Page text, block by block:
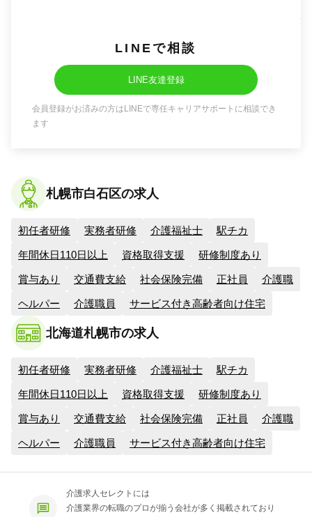
LINEで相談
LINE友達登録
会員登録がお済みの方はLINEで専任キャリアサポートに相談でき
ます
札幌市白石区の求人
初任者研修 実務者研修 介護福祉士 駅チカ
年間休日110日以上 資格取得支援 研修制度あり
賞与あり 交通費支給 社会保険完備 正社員 介護職
ヘルパー 介護職員 サービス付き高齢者向け住宅
北海道札幌市の求人
初任者研修 実務者研修 介護福祉士 駅チカ
年間休日110日以上 資格取得支援 研修制度あり
賞与あり 交通費支給 社会保険完備 正社員 介護職
ヘルパー 介護職員 サービス付き高齢者向け住宅
介護求人セレクトには
介護業界の転職のプロが揃う会社が多く掲載されており